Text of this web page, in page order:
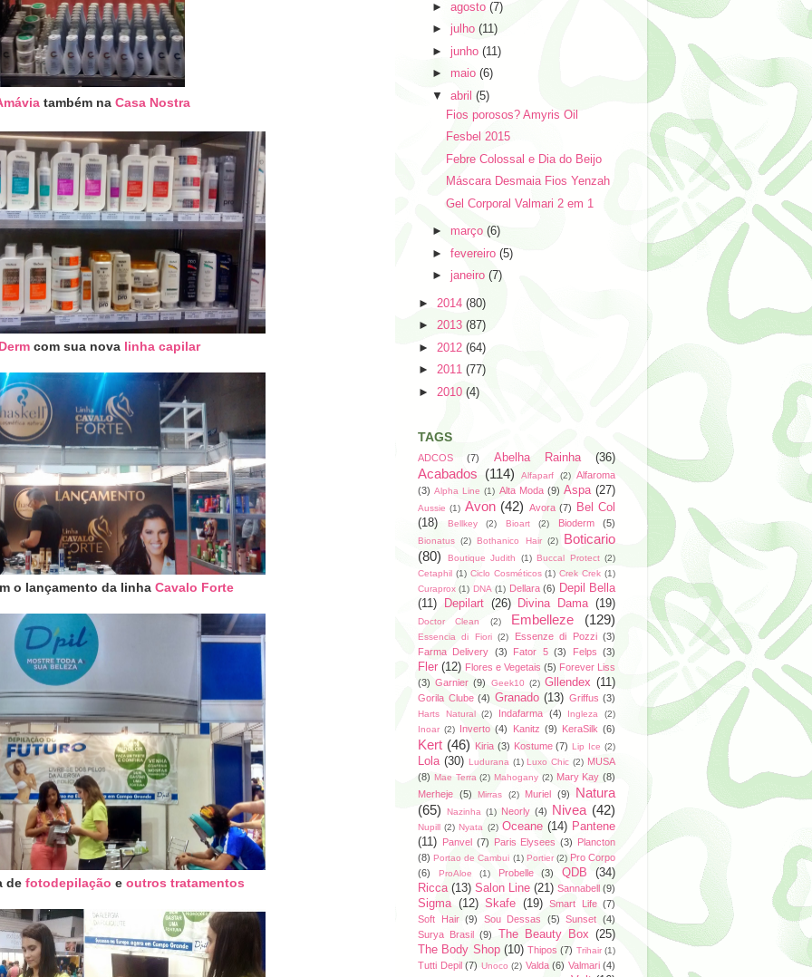
também na Casa Nostra
com sua nova linha capilar
o lançamento da linha Cavalo Forte
de fotodepilação e outros tratamentos
►agosto(7)
► julho(11)
► junho(11)
► maio(6)
▼abril(5)
Fios porosos? Amyris Oil
Fesbel 2015
Febre Colossal e Dia do Beijo
Máscara Desmaia Fios Yenzah
Gel Corporal Valmari 2 em 1
►março(6)
►fevereiro(5)
► janeiro(7)
► 2014 (80)
► 2013 (87)
► 2012 (64)
► 2011 (77)
► 2010 (4)
TAGS
ADCOS (7) Abelha Rainha (36)
Acabados (114) Alfaparf (2) Alfaroma
(3) Alpha Line (1) Alta Moda (9) Aspa (27)
Aussie (1) Avon (42) Avora (7)
Bel Col
(18)
Bellkey (2) Bioart (2) Bioderm (5)
Bionatus (2) Bothanico Hair (2)
Boticario
(80)
Boutique Judith (1) Buccal Protect (2)
Cetaphil (1) Ciclo Cosméticos (1) Crek Crek (1)
Curaprox (1) DNA (1) Dellara (6) Depil Bella
(11)
Depilart (26) Divina Dama (19)
Doctor Clean (2) Embelleze (129)
Essencia di Fiori (2) Essenze di Pozzi (3)
Farma Delivery (3) Fator 5 (3) Felps (3)
Fler (12) Flores e Vegetais (5) Forever Liss
(3) Garnier (9) Geek10 (2) Gllendex (11)
Gorila Clube (4) Granado (13) Griffus (3)
Harts Natural (2) Indafarma (4) Ingleza
(2)
Inoar (2) Inverto (4) Kanitz (9) KeraSilk (6)
Kert (46) Kiria (3) Kostume (7) Lip Ice (2)
Lola (30) Ludurana (1) Luxo Chic (2) MUSA
(8) Mae Terra (2) Mahogany (2) Mary Kay (8)
Merheje (5) Mirras (2) Muriel (9)
Natura
(65)
Nazinha (1) Neorly (4) Nivea (42)
Nupill (2) Nyata (2) Oceane (14) Pantene
(11) Panvel (7) Paris Elysees (3) Plancton
(8) Portao de Cambui (1) Portier (2) Pro Corpo
(6)
ProAloe (1) Probelle (3) QDB
(34)
Ricca (13) Salon Line (21) Sannabell (9)
Sigma (12) Skafe (19) Smart Life (7)
Soft Hair (9) Sou Dessas (5) Sunset (4)
Surya Brasil (9) The Beauty Box (25)
The Body Shop (10) Thipos (7) Trihair (1)
Tutti Depil (7) Unoco (2) Valda (6) Valmari (4)